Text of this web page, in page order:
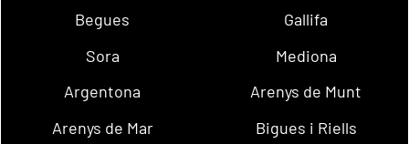
Begues
Gallifa
Sora
Mediona
Argentona
Arenys de Munt
Arenys de Mar
Bigues i Riells